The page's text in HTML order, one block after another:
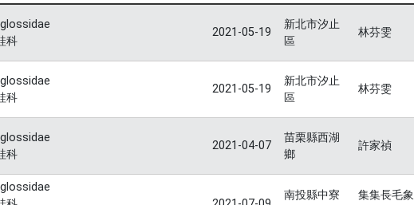
小到大
科
2021-05-19
新北市汐止
區
林芬雯
科
2021-05-19
新北市汐止
區
林芬雯
科
2021-04-07
苗栗縣西湖
鄉
許家禎
南投縣中寮
集集長毛象